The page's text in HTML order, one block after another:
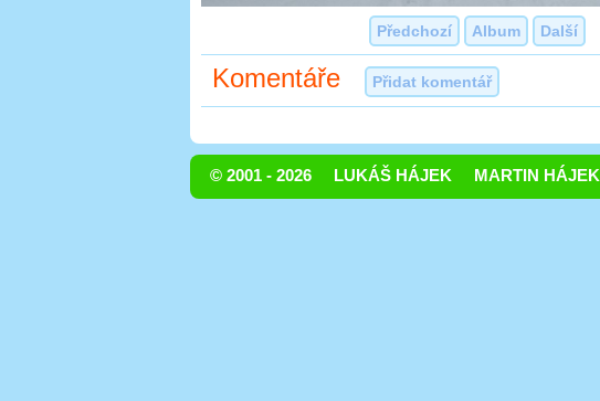
Předchozí Album Další
Komentáře Přidat komentář
© 2001 - 2026 LUKÁŠ HÁJEK MARTIN HÁJEK